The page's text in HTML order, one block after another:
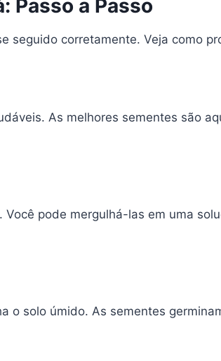
Passo a Passo
seguido corretamente. Veja como
As melhores sementes são
Você pode mergulhá-las em uma
solo úmido. As sementes